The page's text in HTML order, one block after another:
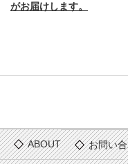
がお届けします。
ABOUT お問い